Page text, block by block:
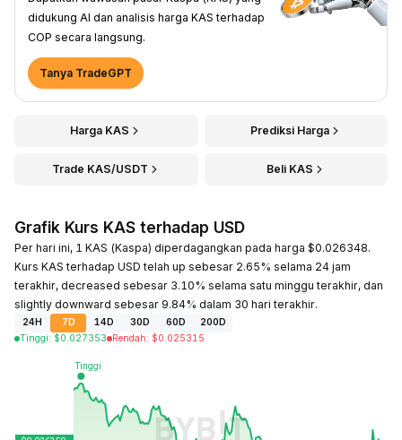
didukung AI dan analisis harga KAS terhadap
COP secara langsung.
Tanya TradeGPT
Harga KAS Prediksi Harga
Trade KAS/USDT Beli KAS
Grafik Kurs KAS terhadap USD
Per hari ini, 1 KAS (Kaspa) diperdagangkan pada harga $0.026348.
Kurs KAS terhadap USD telah up sebesar 2.65% selama 24 jam
terakhir, decreased sebesar 3.10% selama satu minggu terakhir, dan
slightly downward sebesar 9.84% dalam 30 hari terakhir.
24H 7D 14D 30D 60D
200D
Tinggi: $0.027353 Rendah: $0.025315